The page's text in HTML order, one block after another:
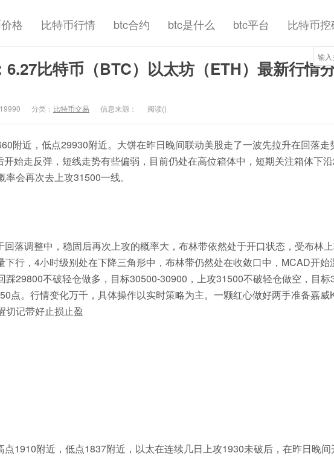
格 比特币行情 btc合约 btc是什么 btc平台 比特币挖
6.27比特币（BTC）以太坊（ETH）最新行情
分类： 比特币交易 信息来源： 阅读()
附近，低点29930附近。大饼在昨日晚间联动美股走了一波先拉升在回落走
始走反弹，短线走势有些偏弱，目前仍处在高位箱体中，短期关注箱体下
会再次去上攻31500一线。
回落调整中，稳固后再次上攻的概率大，布林带依然处于开口状态，受布林
下行，4小时级别处在下降三角形中，布林带仍然处在收敛口中，MCAD开始
踩29800不破轻仓做多，目标30500-30900，上攻31500不破轻仓做空，目标
点。行情变化万千，具体操作以实时策略为主。一颗红心做好两手准备嘉威
切记带好止损止盈
点1910附近，低点1837附近，以太在连续几日上攻1930未破后，在昨日晚间